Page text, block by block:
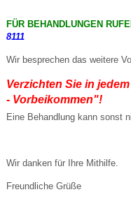
FÜR BEHANDLUNGEN
8111
Wir besprechen das weitere
Verzichten Sie in
- Vorbeikommen"!
Eine Behandlung kann sonst
Wir danken für Ihre Mithilfe.
Freundliche Grüße